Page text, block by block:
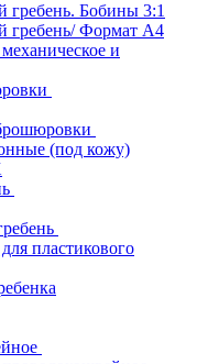
гребень. Бобины 3:1
гребень/ Формат А4
и
(под кожу)
пластикового